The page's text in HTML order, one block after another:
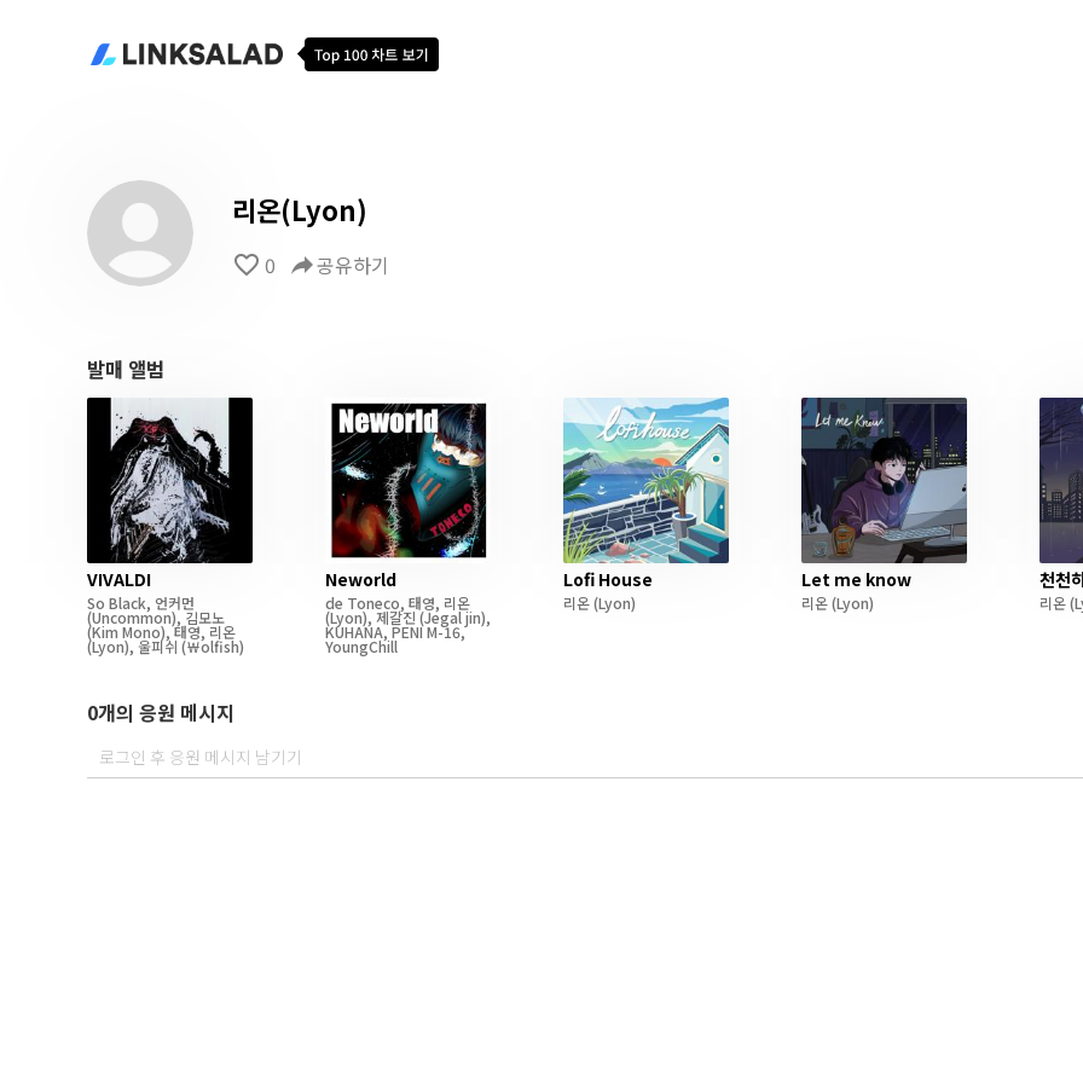
리온(Lyon)
favorite_border 0 reply공유하기
발매 앨범
VIVALDI
So Black, 언커먼
(Uncommon),김모노
(Kim Mono),태영, 리온
(Lyon), 울피쉬 (￦olfish)
Neworld
de Toneco, 태영, 리온
(Lyon), 제갈진(Jegal jin),
KUHANA,PENI M-16,
YoungChill
Lofi House
리온(Lyon)
Let me know
리온(Lyon)
천천
리온
0개의 응원 메시지